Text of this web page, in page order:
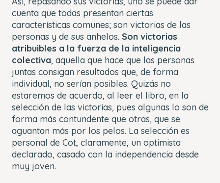
cuenta que todas presentan ciertas
características comunes; son victorias de las
personas y de sus anhelos. Son victorias
atribuibles a la fuerza de la inteligencia
colectiva, aquella que hace que las personas
juntas consigan resultados que, de forma
individual, no serían posibles. Quizás no
estaremos de acuerdo, al leer el libro, en la
selección de las victorias, pues algunas lo son de
forma más contundente que otras, que se
aguantan más por los pelos. La selección es
personal de Cot, claramente, un optimista
declarado, casado con la independencia desde
muy joven.